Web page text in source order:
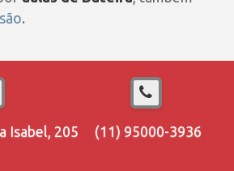
.
Isabel, 205 (11) 95000-3936